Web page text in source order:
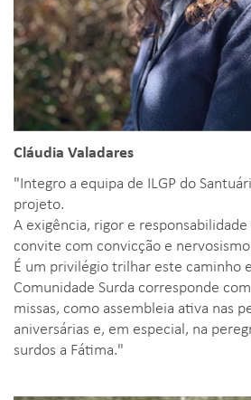
Cláudia Valadares
"Integro a equipa de ILGP do
projeto.
A exigência, rigor e
convite com convicção e
É um privilégio trilhar este caminho
Comunidade Surda corresponde
missas, como assembleia ativa nas
aniversárias e, em especial, na
surdos a Fátima."